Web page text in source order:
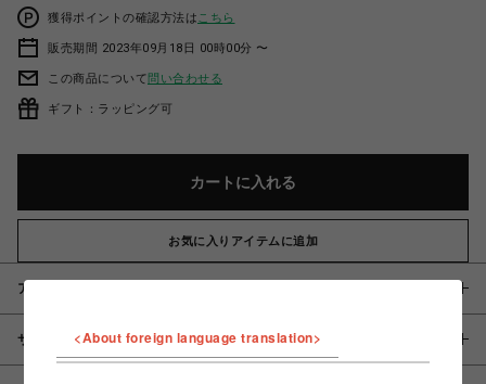
獲得ポイントの確認方法は こちら
販売期間 2023年09月18日 00時00分 〜
この商品について問い合わせる
ギフト：ラッピング可
カートに入れる
お気に入りアイテムに追加
アイテム説明 / 素材
サイズ <About foreign language translation>